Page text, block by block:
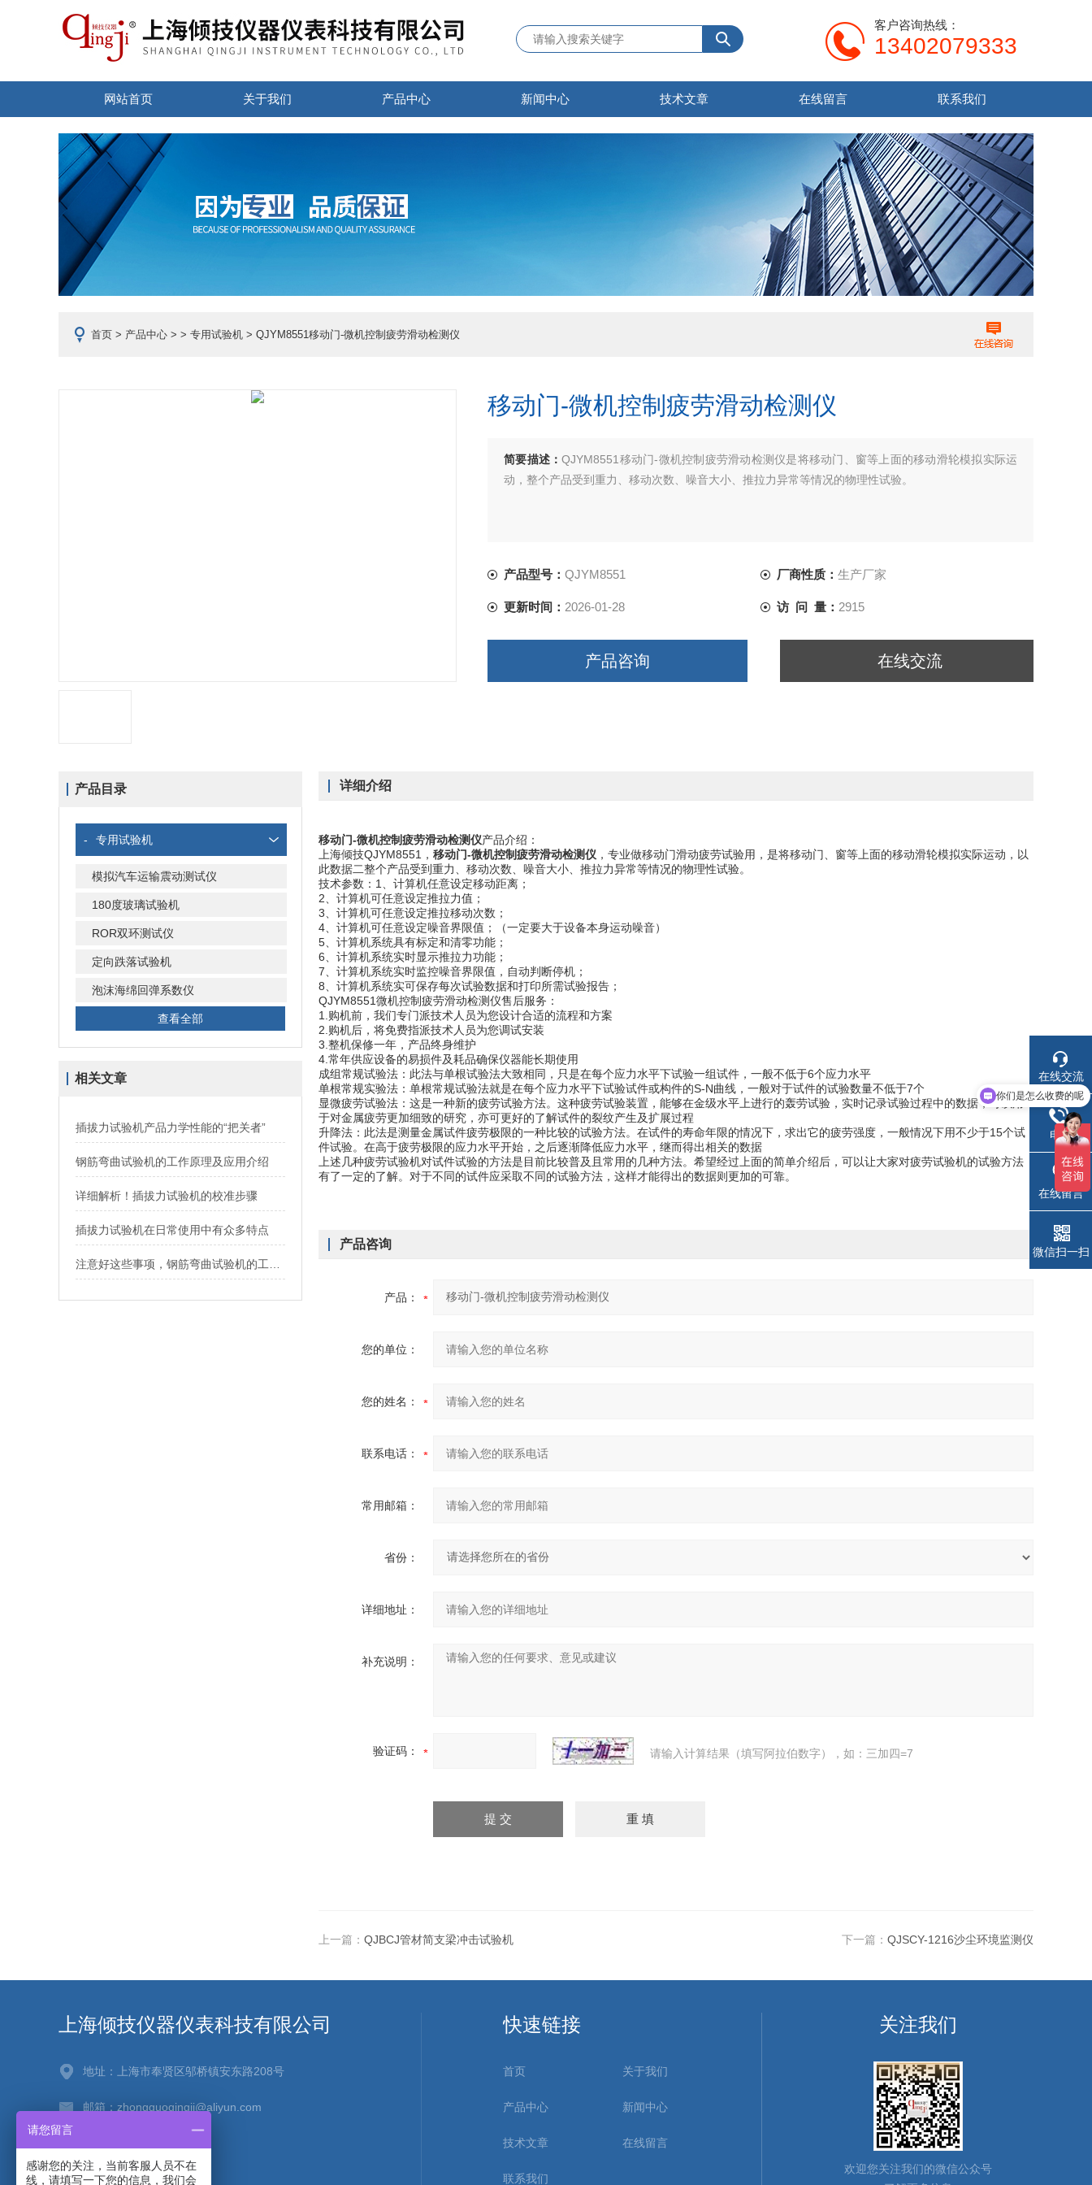
客户咨询热线：
13402079333
网站首页 关于我们 产品中心 新闻中心 技术文章 在线留言 联系我们
首页 > 产品中心 > > 专用试验机 > QJYM8551移动门-微机控制疲劳滑动检测仪
移动门-微机控制疲劳滑动检测仪
简要描述：QJYM8551移动门-微机控制疲劳滑动检测仪是将移动门、窗等上面的移动滑轮模拟实际运
动，整个产品受到重力、移动次数、噪音大小、推拉力异常等情况的物理性试验。
产品型号： QJYM8551 厂商性质： 生产厂家
更新时间： 2026-01-28 访 问 量： 2915
产品咨询 在线交流
产品目录
- 专用试验机
模拟汽车运输震动测试仪
180度玻璃试验机
ROR双环测试仪
定向跌落试验机
泡沫海绵回弹系数仪
查看全部
相关文章
插拔力试验机产品力学性能的“把关者”
钢筋弯曲试验机的工作原理及应用介绍
详细解析！插拔力试验机的校准步骤
插拔力试验机在日常使用中有众多特点
详细介绍
移动门-微机控制疲劳滑动检测仪产品介绍：
上海倾技QJYM8551， 移动门-微机控制疲劳滑动检测仪 ，专业做移动门滑动疲劳试验用，是将移动门、窗等上面的移动滑轮模拟实际运动，以
此数据二整个产品受到重力、移动次数、噪音大小、推拉力异常等情况的物理性试验。
技术参数：1、计算机任意设定移动距离；
2、计算机可任意设定推拉力值；
3、计算机可任意设定推拉移动次数；
4、计算机可任意设定噪音界限值；（一定要大于设备本身运动噪音）
5、计算机系统具有标定和清零功能；
6、计算机系统实时显示推拉力功能；
7、计算机系统实时监控噪音界限值，自动判断停机；
8、计算机系统实可保存每次试验数据和打印所需试验报告；
QJYM8551微机控制疲劳滑动检测仪售后服务：
1.购机前，我们专门派技术人员为您设计合适的流程和方案
2.购机后，将免费指派技术人员为您调试安装
3.整机保修一年，产品终身维护
4.常年供应设备的易损件及耗品确保仪器能长期使用
成组常规试验法：此法与单根试验法大致相同，只是在每个应力水平下试验一组试件，一般不低于6个应力水平
单根常规实验法：单根常规试验法就是在每个应力水平下试验试件或构件的S-N曲线，一般对于试件的试验数量不低于7个
显微疲劳试验法：这是一种新的疲劳试验方法。这种疲劳试验装置，能够在金级水平上进行的轰劳试验，实时记录试验过程中的数据，可以用
于对金属疲劳更加细致的研究，亦可更好的了解试件的裂纹产生及扩展过程
升降法：此法是测量金属试件疲劳极限的一种比较的试验方法。在试件的寿命年限的情况下，求出它的疲劳强度，一般情况下用不少于15个试
件试验。在高于疲劳极限的应力水平开始，之后逐渐降低应力水平，继而得出相关的数据
上述几种疲劳试验机对试件试验的方法是目前比较普及且常用的几种方法。希望经过上面的简单介绍后，可以让大家对疲劳试验机的试验方法
有了一定的了解。对于不同的试件应采取不同的试验方法，这样才能得出的数据则更加的可靠。
产品咨询
产品：
您的单位：
您的姓名：
联系电话：
常用邮箱：
省份：
详细地址：
补充说明：
验证码： 请输入计算结果（填写阿拉伯数字），如：三加四=7
上一篇： QJBCJ管材简支梁冲击试验机 下一篇： QJSCY-1216沙尘环境监测仪
上海倾技仪器仪表科技有限公司
地址：上海市奉贤区邬桥镇安东路208号
邮箱：zhongguoqingji@aliyun.com
快速链接
首页 关于我们
产品中心 新闻中心
技术文章 在线留言
联系我们
关注我们
欢迎您关注我们的微信公众号
在线交流
电话
在线留言
微信扫一扫
你们是怎么收费的呢
请您留言
感谢您的关注，当前客服人员不在
线，请填写一下您的信息，我们会